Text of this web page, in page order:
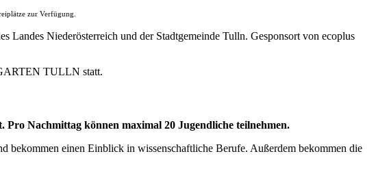
zur Verfügung.
Landes Niederösterreich und der Stadtgemeinde Tulln. Gesponsort von ecoplus
TULLN statt.
Nachmittag können maximal 20 Jugendliche teilnehmen.
bekommen einen Einblick in wissenschaftliche Berufe. Außerdem bekommen die